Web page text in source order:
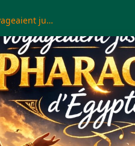
Quand les marchands tamouls voyageaient jusqu’aux pharaons d’Égypte